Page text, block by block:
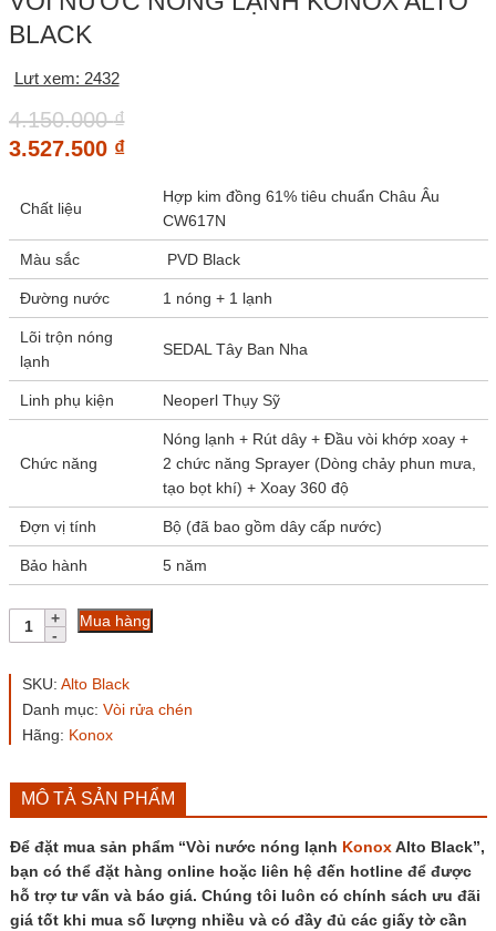
BLACK
Lưt xem: 2432
4.150.000₫
3.527.500 ₫
Chất liệu
Hợp kim đồng 61% tiêu chuẩn Châu Âu
CW617N
Màu sắc PVD Black
Đường nước 1 nóng + 1 lạnh
Lõi trộn nóng
lạnh
SEDAL Tây Ban Nha
Linh phụ kiện Neoperl Thụy Sỹ
Chức năng
Nóng lạnh + Rút dây + Đầu vòi khớp xoay +
2 chức năng Sprayer (Dòng chảy phun mưa,
tạo bọt khí) + Xoay 360 độ
Đợn vị tính Bộ (đã bao gồm dây cấp nước)
Bảo hành 5 năm
Vòi
nước
lạnh
Alto
Black
Mua hàng
SKU: Alto Black
Danh mục: Vòi rửa chén
Hãng: Konox
MÔ TẢ SẢN PHẨM
Để đặt mua sản phẩm “Vòi nước nóng lạnh KonoxAlto Black”,
bạn có thể đặt hàng online hoặc liên hệ đến hotline để được
hỗ trợ tư vấn và báo giá. Chúng tôi luôn có chính sách ưu đãi
giá tốt khi mua số lượng nhiều và có đầy đủ các giấy tờ cần